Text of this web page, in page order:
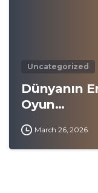
Uncategorized
Dünyanın
Oyun…
March 26, 2026